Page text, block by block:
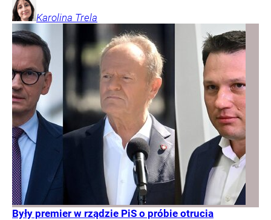
Karolina Trela
Były premier w rządzie PiS o próbie otrucia